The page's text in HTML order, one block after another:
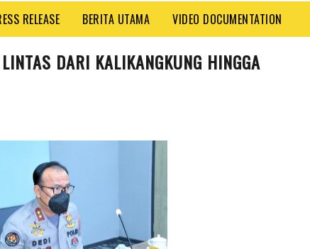
RELEASE BERITA UTAMA VIDEO DOCUMENTATION
DARI KALIKANGKUNG HINGGA